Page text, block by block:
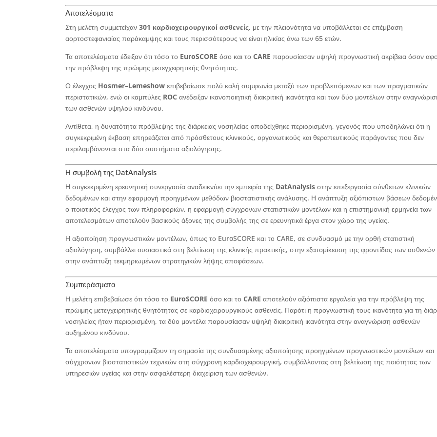
Αποτελέσματα
Στη μελέτη συμμετείχαν301 καρδιοχειρουργικοί ασθενείς, με την πλειονότητα να υποβάλλεται σε επέμβαση
αορτοστεφανιαίας παράκαμψης και τους περισσότερους να είναι ηλικίας άνω των 65 ετών.
Τα αποτελέσματα έδειξαν ότι τόσο το EuroSCORE όσο και τοCARE παρουσίασαν υψηλή προγνωστική ακρίβεια όσον
την πρόβλεψη της πρώιμης μετεγχειρητικής θνητότητας.
Ο έλεγχος Hosmer–Lemeshow επιβεβαίωσε πολύ καλή συμφωνία μεταξύ των προβλεπόμενων και των πραγματικών
περιστατικών, ενώ οι καμπύλες ROC ανέδειξαν ικανοποιητική διακριτική ικανότητα και των δύο μοντέλων στην
των ασθενών υψηλού κινδύνου.
Αντίθετα, η δυνατότητα πρόβλεψης της διάρκειας νοσηλείας αποδείχθηκε περιορισμένη, γεγονός που υποδηλώνει ότι η
συγκεκριμένη έκβαση επηρεάζεται από πρόσθετους κλινικούς, οργανωτικούς και θεραπευτικούς παράγοντες που δεν
περιλαμβάνονται στα δύο συστήματα αξιολόγησης.
Η συμβολή της DatAnalysis
Η συγκεκριμένη ερευνητική συνεργασία αναδεικνύει την εμπειρία της DatAnalysis στην επεξεργασία σύνθετων κλινικών
δεδομένων και στην εφαρμογή προηγμένων μεθόδων βιοστατιστικής ανάλυσης. Η ανάπτυξη αξιόπιστων βάσεων
ο ποιοτικός έλεγχος των πληροφοριών, η εφαρμογή σύγχρονων στατιστικών μοντέλων και η επιστημονική ερμηνεία των
αποτελεσμάτων αποτελούν βασικούς άξονες της συμβολής της σε ερευνητικά έργα στον χώρο της υγείας.
Η αξιοποίηση προγνωστικών μοντέλων, όπως το EuroSCORE και το CARE, σε συνδυασμό με την ορθή στατιστική
αξιολόγηση, συμβάλλει ουσιαστικά στη βελτίωση της κλινικής πρακτικής, στην εξατομίκευση της φροντίδας των ασθενών
στην ανάπτυξη τεκμηριωμένων στρατηγικών λήψης αποφάσεων.
Συμπεράσματα
Η μελέτη επιβεβαίωσε ότι τόσο το EuroSCORE όσο και τοCARE αποτελούν αξιόπιστα εργαλεία για την πρόβλεψη της
πρώιμης μετεγχειρητικής θνητότητας σε καρδιοχειρουργικούς ασθενείς. Παρότι η προγνωστική τους ικανότητα για τη
νοσηλείας ήταν περιορισμένη, τα δύο μοντέλα παρουσίασαν υψηλή διακριτική ικανότητα στην αναγνώριση ασθενών
αυξημένου κινδύνου.
Τα αποτελέσματα υπογραμμίζουν τη σημασία της συνδυασμένης αξιοποίησης προηγμένων προγνωστικών μοντέλων και
σύγχρονων βιοστατιστικών τεχνικών στη σύγχρονη καρδιοχειρουργική, συμβάλλοντας στη βελτίωση της ποιότητας των
υπηρεσιών υγείας και στην ασφαλέστερη διαχείριση των ασθενών.